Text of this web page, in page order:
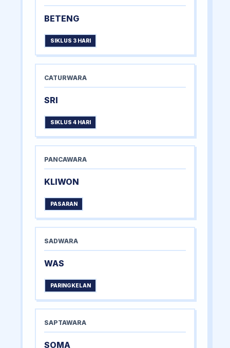
BETENG
SIKLUS 3 HARI
CATURWARA
SRI
SIKLUS 4 HARI
PANCAWARA
KLIWON
PASARAN
SADWARA
WAS
PARINGKELAN
SAPTAWARA
SOMA